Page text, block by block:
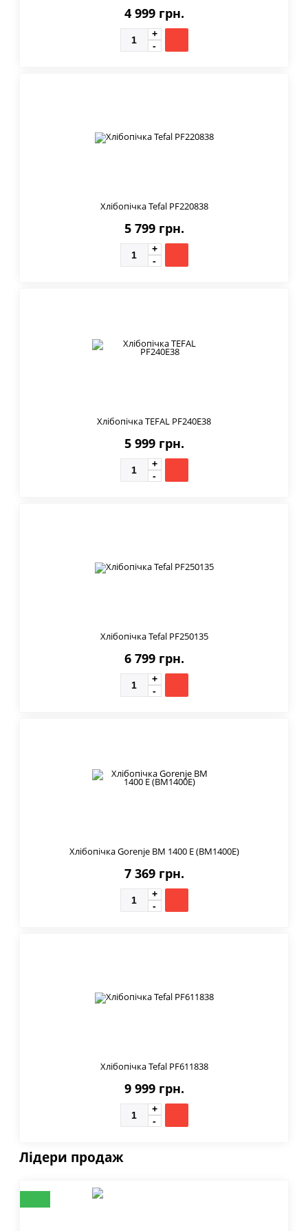
4 999 грн.
Хлібопічка Tefal PF220838
5 799 грн.
Хлібопічка TEFAL PF240E38
5 999 грн.
Хлібопічка Tefal PF250135
6 799 грн.
Хлібопічка Gorenje BM 1400 E (BM1400E)
7 369 грн.
Хлібопічка Tefal PF611838
9 999 грн.
Лідери продаж